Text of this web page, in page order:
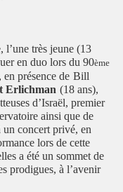
l’une très jeune (13
en duo lors du 90ème
, en présence de Bill
Erlichman (18 ans),
d’Israël, premier
ainsi que de
un concert privé, en
lors de cette
a été un sommet de
prodigues, à l’avenir